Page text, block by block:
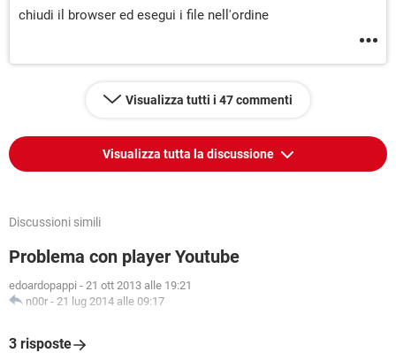
chiudi il browser ed esegui i file nell'ordine
Visualizza tutti i 47 commenti
Visualizza tutta la discussione
Discussioni simili
Problema con player Youtube
edoardopappi - 21 ott 2013 alle 19:21
n00r - 21 lug 2014 alle 09:17
3 risposte